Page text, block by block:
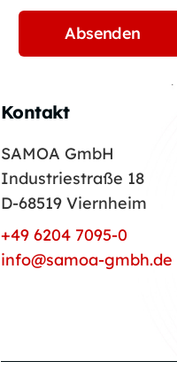
Kontakt
SAMOA GmbH
Industriestraße 18
D-68519 Viernheim
+49 6204 7095-0
info@samoa-gmbh.de